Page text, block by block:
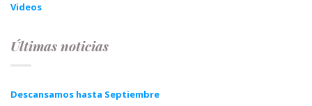
Videos
Últimas noticias
Descansamos hasta Septiembre